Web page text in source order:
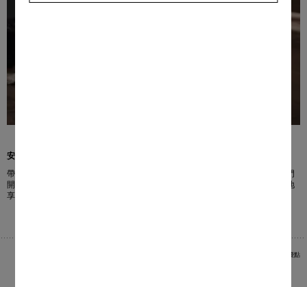
安靜地享用葡萄酒
帶有 SilenceSystem 的 Miele 酒櫃格外安靜，可確保為您提供安靜的環境。專門
開發的壓縮機不僅保證了低振動儲存，而且有效地降低了噪音。使您能夠安靜地
享用葡萄酒。
圖片作為範例用於展示產品優點